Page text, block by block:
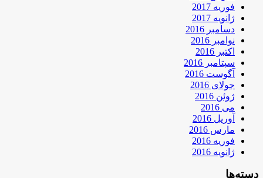
فوریه 2017
ژانویه 2017
دسامبر 2016
نوامبر 2016
اکتبر 2016
سپتامبر 2016
آگوست 2016
جولای 2016
ژوئن 2016
می 2016
آوریل 2016
مارس 2016
فوریه 2016
ژانویه 2016
دسته‌ها